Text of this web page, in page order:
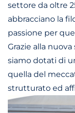
settore da oltre
abbracciano la
passione per
Grazie alla
siamo dotati di
quella del
strutturato ed